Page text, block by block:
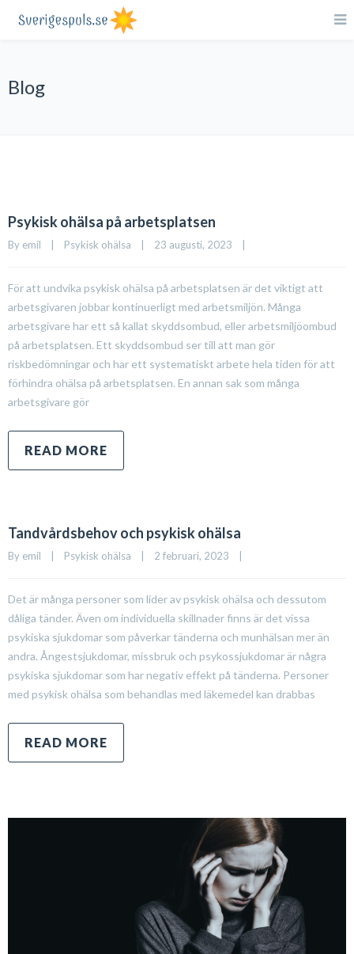
Blog
Psykisk ohälsa på arbetsplatsen
By emil Psykisk ohälsa 23 augusti, 2023
För att undvika psykisk ohälsa på arbetsplatsen är det viktigt att
arbetsgivaren jobbar kontinuerligt med arbetsmiljön. Många
arbetsgivare har ett så kallat skyddsombud, eller arbetsmiljöombud
på arbetsplatsen. Ett skyddsombud ser till att man gör
riskbedömningar och har ett systematiskt arbete hela tiden för att
förhindra ohälsa på arbetsplatsen. En annan sak som många
arbetsgivare gör
READ MORE
Tandvårdsbehov och psykisk ohälsa
By emil Psykisk ohälsa 2 februari, 2023
Det är många personer som lider av psykisk ohälsa och dessutom
dåliga tänder. Även om individuella skillnader finns är det vissa
psykiska sjukdomar som påverkar tänderna och munhälsan mer än
andra. Ångestsjukdomar, missbruk och psykossjukdomar är några
psykiska sjukdomar som har negativ effekt på tänderna. Personer
med psykisk ohälsa som behandlas med läkemedel kan drabbas
READ MORE